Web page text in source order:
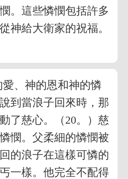
。這些憐憫包括許多
神給大衛家的祝福。
、神的恩和神的憐
到當浪子回來時，那
了慈心。（20。）慈
憫。父柔細的憐憫被
的浪子在這樣可憐的
一樣。他完全不配得